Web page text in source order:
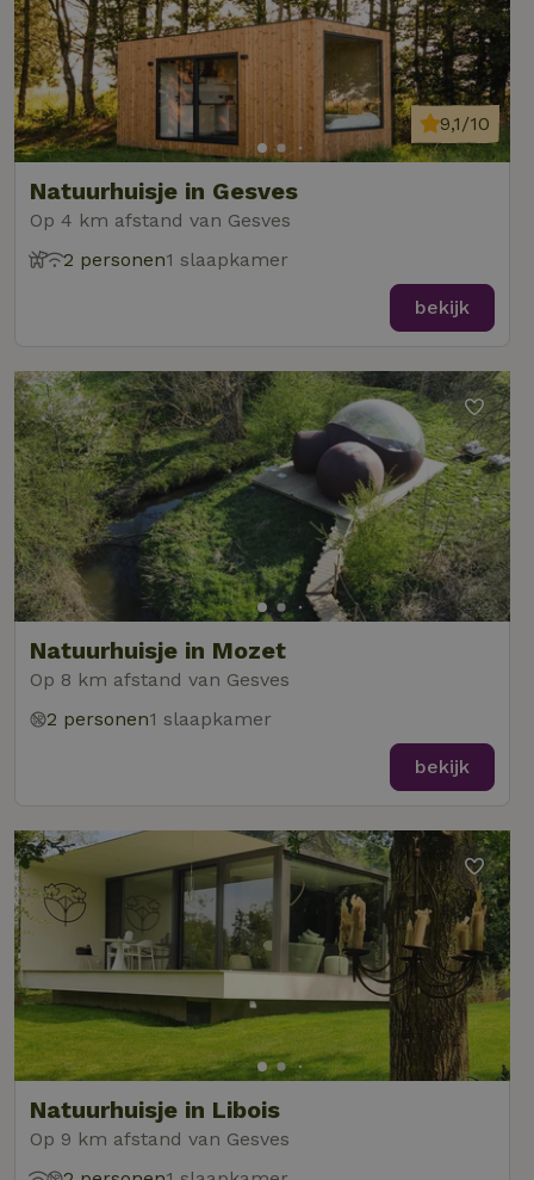
Natuurhuisje in Gesves
Op 4 km afstand van Gesves
9,1/10
2 personen1 slaapkamer
bekijk
Natuurhuisje in Mozet
Op 8 km afstand van Gesves
2 personen1 slaapkamer
bekijk
Natuurhuisje in Libois
Op 9 km afstand van Gesves